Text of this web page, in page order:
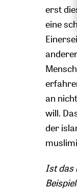
erst
eine
an
will.
der
Ist das